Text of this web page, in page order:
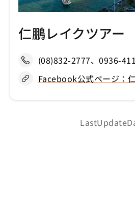
仁鵬レイクツアー
(08)832-2777、0936-
Facebook公式ページ：